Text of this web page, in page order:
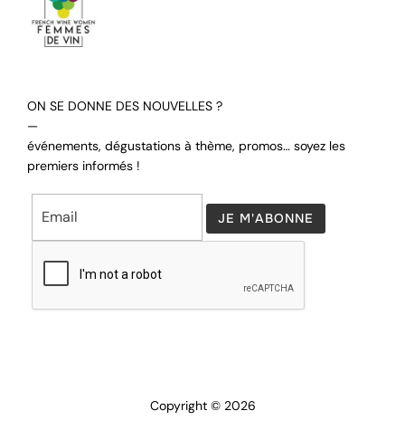
ON SE DONNE DES NOUVELLES ?
—
événements, dégustations à thème, promos… soyez les
premiers informés !
Copyright © 2026